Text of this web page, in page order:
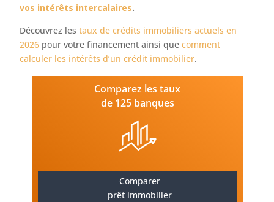
vos intérêts intercalaires.
Découvrez lestaux de crédits immobiliers actuels en
2026 pour votre financement ainsi quecomment
calculer les intérêts d’un crédit immobilier.
Comparez les taux
de 125 banques
Comparer
prêt immobilier